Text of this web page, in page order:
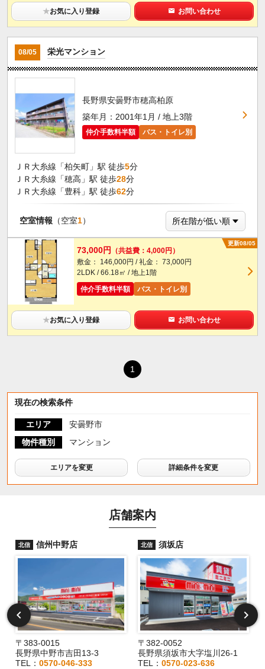
★お気に入り登録 お問い合わせ
08/05 栄光マンション
長野県安曇野市穂高柏原
築年月：2001年1月 / 地上3階
仲介手数料半額 バス・トイレ別
ＪＲ大糸線「柏矢町」駅 徒歩5分
ＪＲ大糸線「穂高」駅 徒歩28分
ＪＲ大糸線「豊科」駅 徒歩62分
空室情報 （空室1）
更新08/05
73,000円 （共益費：4,000円）
敷金： 146,000円 / 礼金： 73,000円
2LDK / 66.18㎡ / 地上1階
仲介手数料半額
バス・トイレ別
★お気に入り登録 お問い合わせ
1
現在の検索条件
エリア
安曇野市
物件種別
マンション
エリアを変更 詳細条件を変更
店舗案内
北信 信州中野店
〒383-0015
長野県中野市吉田13-3
TEL： 0570-046-333
北信 須坂店
〒382-0052
長野県須坂市大字塩川26-1
TEL：0570-023-636